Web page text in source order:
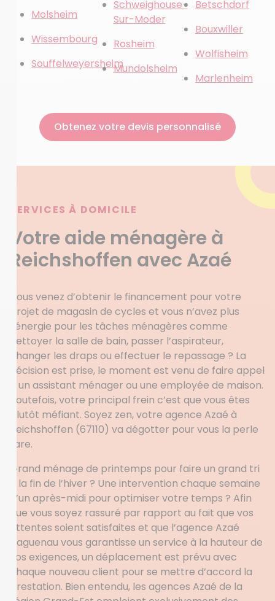
Molsheim
Wissembourg
Souffelweyersheim
Schweighouse-
Sur-Moder
Rosheim
Mundolsheim
Betschdorf
Bouxwiller
Wolfisheim
Marlenheim
Obtenez votre devis personnalisé
SERVICES À DOMICILE
Votre aide ménagère à
Reichshoffen avec Azaé
Vous venez d’obtenir le financement pour votre
projet de magasin de cycles et vous n’avez plus
l’énergie pour les tâches ménagères comme
nettoyer la salle de bain, passer l’aspirateur,
changer les draps ou effectuer le repassage ? La
décision est prise, le moment est venu de faire appel
à un assistant ménager ou une employée de maison.
Toutefois, votre principal frein c’est que vous êtes
plutôt méfiant. Soyez zen, votre agence Azaé à
Reichshoffen (67110) va dégotter pour vous la perle
rare.
Grand ménage de printemps pour faire un grand tri
à la fin de l’hiver ? Une intervention chaque semaine
d’un après-midi pour optimiser votre temps ? Afin
que vous soyez rassuré par rapport au fait que vos
attentes soient satisfaites et que l’agence Azaé
Haguenau vous garantisse un service à la hauteur de
vos exigences, un déplacement est prévu avec
chaque nouveau client pour se mettre d’accord la
prestation. Bien entendu, les agences Azaé de la